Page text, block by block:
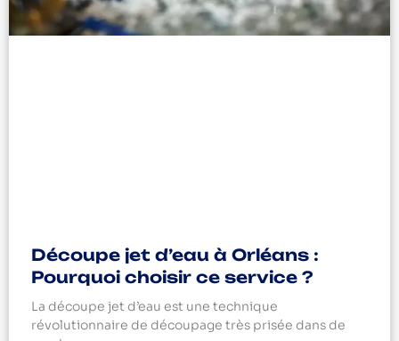
Découpe jet d’eau à Orléans :
Pourquoi choisir ce service ?
La découpe jet d’eau est une technique
révolutionnaire de découpage très prisée dans de